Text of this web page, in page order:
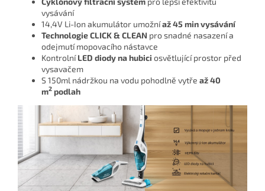
vysávání
14,4V Li-Ion akumulátor umožníaž 45 min vysávání
Technologie CLICK & CLEAN pro snadné nasazení a
odejmutí mopovacího nástavce
Kontrolní LED diody na hubici osvětlující prostor před
vysavačem
S 150ml nádržkou na vodu pohodlně vytře až 40
m2 podlah